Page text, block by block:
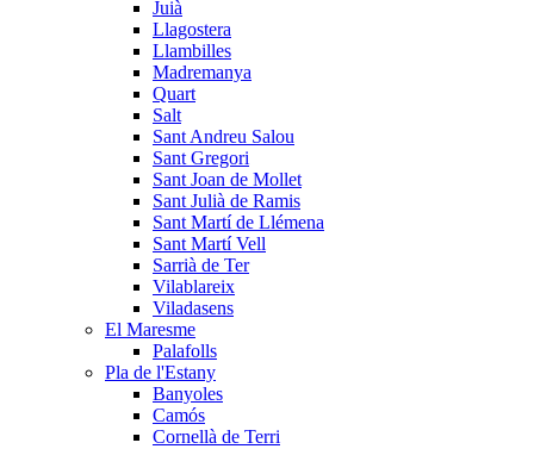
Juià
Llagostera
Llambilles
Madremanya
Quart
Salt
Sant Andreu Salou
Sant Gregori
Sant Joan de Mollet
Sant Julià de Ramis
Sant Martí de Llémena
Sant Martí Vell
Sarrià de Ter
Vilablareix
Viladasens
El Maresme
Palafolls
Pla de l'Estany
Banyoles
Camós
Cornellà de Terri